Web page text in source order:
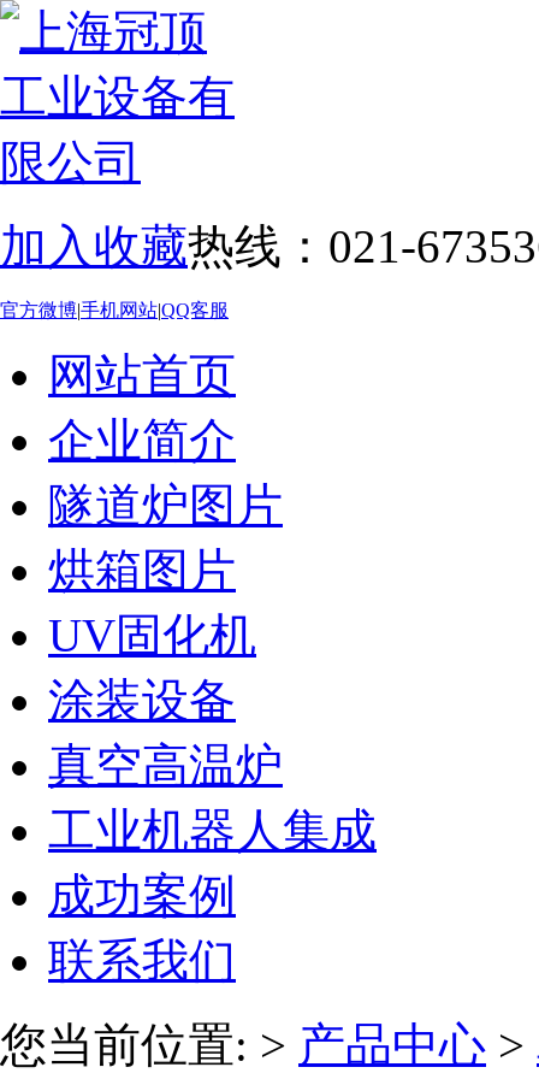
加入收藏热线：021-
官方微博|手机网站|QQ客服
网站首页
企业简介
隧道炉图片
烘箱图片
UV固化机
涂装设备
真空高温炉
工业机器人集成
成功案例
联系我们
您当前位置: > 产品中心 >